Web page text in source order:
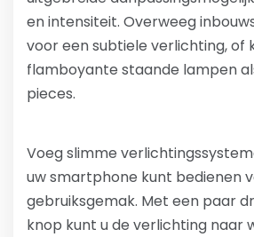
en intensiteit. Overweeg
voor een subtiele verlichting, of
flamboyante staande lampen
pieces.
Voeg slimme
uw smartphone kunt bedienen
gebruiksgemak. Met een paar
knop kunt u de verlichting naar